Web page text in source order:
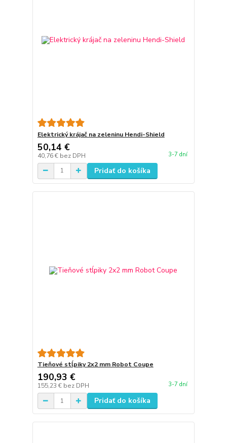
Elektrický krájač na zeleninu Hendi-Shield
50,14 €
40,76 € bez DPH 3-7 dní
Pridať do košíka
Tieňové stĺpiky 2x2 mm Robot Coupe
190,93 €
155,23 € bez DPH 3-7 dní
Pridať do košíka